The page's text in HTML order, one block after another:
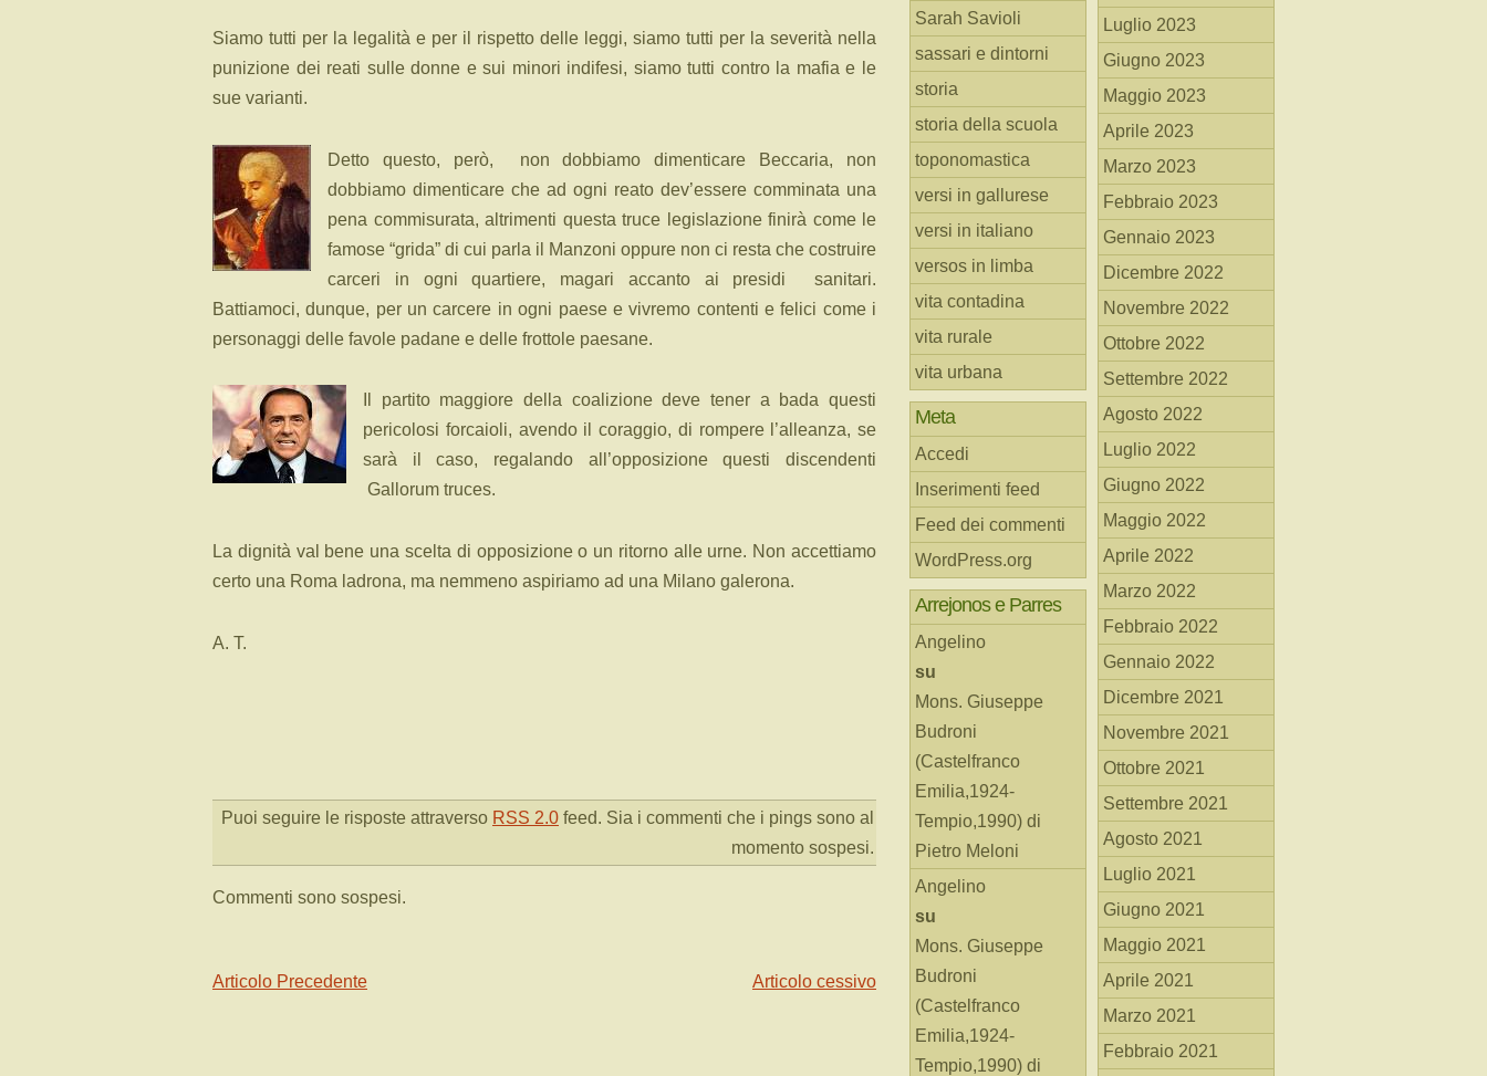
Siamo tutti per la legalità e per il rispetto delle leggi, siamo tutti per la severità nella
punizione dei reati sulle donne e sui minori indifesi, siamo tutti contro la mafia e le
sue varianti.
Detto questo, però,
non dobbiamo dimenticare Beccaria, non
dobbiamo dimenticare che ad ogni reato dev’essere comminata una
pena commisurata, altrimenti questa truce legislazione finirà come le
famose “grida” di cui parla il Manzoni oppure non ci resta che costruire
carceri in ogni quartiere, magari accanto ai presidi
sanitari.
Battiamoci, dunque, per un carcere in ogni paese e vivremo contenti e felici come i
personaggi delle favole padane e delle frottole paesane.
Il partito maggiore della coalizione deve tener a bada questi
pericolosi forcaioli, avendo il coraggio, di rompere l’alleanza, se
sarà il caso, regalando all’opposizione questi discendenti
Gallorum truces.
La dignità val bene una scelta di opposizione o un ritorno alle urne. Non accettiamo
certo una Roma ladrona, ma nemmeno aspiriamo ad una Milano galerona.
A. T.
Puoi seguire le risposte attraverso RSS 2.0 feed. Sia i commenti che i pings sono al
momento sospesi.
Commenti sono sospesi.
Articolo Precedente Articolo cessivo
Sarah Savioli
sassari e dintorni
storia
storia della scuola
toponomastica
versi in gallurese
versi in italiano
versos in limba
vita contadina
vita rurale
vita urbana
Meta
Accedi
Inserimenti feed
Feed dei commenti
WordPress.org
Arrejonos e Parres
Angelino
su
Mons. Giuseppe
Budroni
(Castelfranco
Emilia,1924-
Tempio,1990) di
Pietro Meloni
Angelino
su
Mons. Giuseppe
Budroni
(Castelfranco
Emilia,1924-
Tempio,1990) di
Luglio 2023
Giugno 2023
Maggio 2023
Aprile 2023
Marzo 2023
Febbraio 2023
Gennaio 2023
Dicembre 2022
Novembre 2022
Ottobre 2022
Settembre 2022
Agosto 2022
Luglio 2022
Giugno 2022
Maggio 2022
Aprile 2022
Marzo 2022
Febbraio 2022
Gennaio 2022
Dicembre 2021
Novembre 2021
Ottobre 2021
Settembre 2021
Agosto 2021
Luglio 2021
Giugno 2021
Maggio 2021
Aprile 2021
Marzo 2021
Febbraio 2021